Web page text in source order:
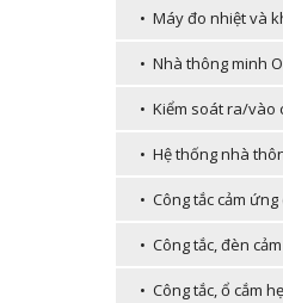
• Máy đo nhiệt và
• Nhà thông minh
• Kiểm soát ra/vào
• Hệ thống nhà
• Công tắc cảm ứng
• Công tắc, đèn
• Công tắc, ổ cắm